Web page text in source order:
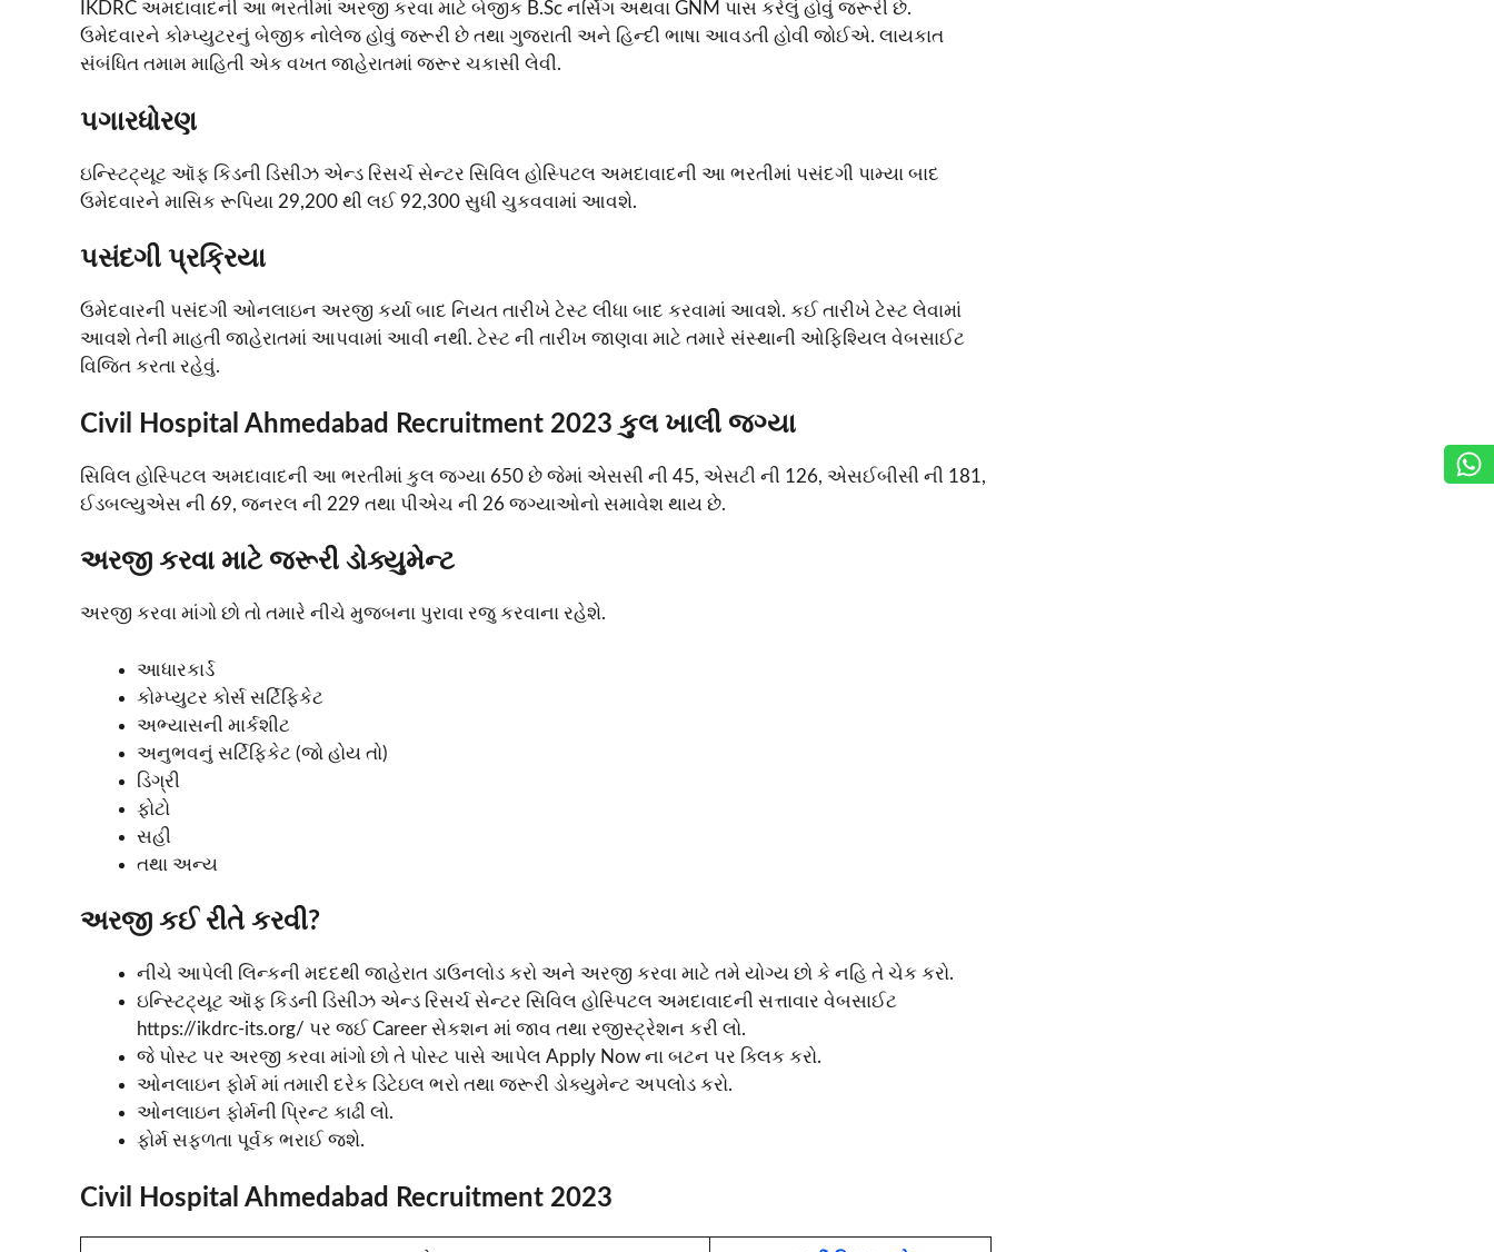
IKDRC અમદાવાદની આ ભરતીમાં અરજી કરવા માટે બેજીક B.Sc નર્સિંગ અથવા GNM પાસ કરેલું હોવું જરૂરી છે.
ઉમેદવારને કોમ્પ્યુટરનું બેજીક નોલેજ હોવું જરૂરી છે તથા ગુજરાતી અને હિન્દી ભાષા આવડતી હોવી જોઈએ. લાયકાત
સંબંધિત તમામ માહિતી એક વખત જાહેરાતમાં જરૂર ચકાસી લેવી.
પગારધોરણ
ઇન્સ્ટિટ્યૂટ ઑફ કિડની ડિસીઝ એન્ડ રિસર્ચ સેન્ટર સિવિલ હોસ્પિટલ અમદાવાદની આ ભરતીમાં પસંદગી પામ્યા બાદ
ઉમેદવારને માસિક રૂપિયા 29,200 થી લઈ 92,300 સુધી ચુકવવામાં આવશે.
પસંદગી પ્રક્રિયા
ઉમેદવારની પસંદગી ઓનલાઇન અરજી કર્યા બાદ નિયત તારીખે ટેસ્ટ લીધા બાદ કરવામાં આવશે. કઈ તારીખે ટેસ્ટ લેવામાં
આવશે તેની માહતી જાહેરાતમાં આપવામાં આવી નથી. ટેસ્ટ ની તારીખ જાણવા માટે તમારે સંસ્થાની ઓફિશ્યિલ વેબસાઈટ
વિજિત કરતા રહેવું.
Civil Hospital Ahmedabad Recruitment 2023 કુલ ખાલી જગ્યા
સિવિલ હોસ્પિટલ અમદાવાદની આ ભરતીમાં કુલ જગ્યા 650 છે જેમાં એસસી ની 45, એસટી ની 126, એસઈબીસી ની 181,
ઈડબલ્યુએસ ની 69, જનરલ ની 229 તથા પીએચ ની 26 જગ્યાઓનો સમાવેશ થાય છે.
અરજી કરવા માટે જરૂરી ડોક્યુમેન્ટ
અરજી કરવા માંગો છો તો તમારે નીચે મુજબના પુરાવા રજુ કરવાના રહેશે.
આધારકાર્ડ
કોમ્પ્યુટર કોર્સ સર્ટિફિકેટ
અભ્યાસની માર્કશીટ
અનુભવનું સર્ટિફિકેટ (જો હોય તો)
ડિગ્રી
ફોટો
સહી
તથા અન્ય
અરજી કઈ રીતે કરવી?
નીચે આપેલી લિન્કની મદદથી જાહેરાત ડાઉનલોડ કરો અને અરજી કરવા માટે તમે યોગ્ય છો કે નહિ તે ચેક કરો.
ઇન્સ્ટિટ્યૂટ ઑફ કિડની ડિસીઝ એન્ડ રિસર્ચ સેન્ટર સિવિલ હોસ્પિટલ અમદાવાદની સત્તાવાર વેબસાઈટ
https://ikdrc-its.org/ પર જઈ Career સેકશન માં જાવ તથા રજીસ્ટ્રેશન કરી લો.
જે પોસ્ટ પર અરજી કરવા માંગો છો તે પોસ્ટ પાસે આપેલ Apply Now ના બટન પર ક્લિક કરો.
ઓનલાઇન ફોર્મ માં તમારી દરેક ડિટેઇલ ભરો તથા જરૂરી ડોક્યુમેન્ટ અપલોડ કરો.
ઓનલાઇન ફોર્મની પ્રિન્ટ કાઢી લો.
ફોર્મ સફળતા પૂર્વક ભરાઈ જશે.
Civil Hospital Ahmedabad Recruitment 2023